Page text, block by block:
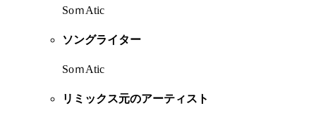
SoｍAtic
ソングライター
SoｍAtic
リミックス元のアーティスト